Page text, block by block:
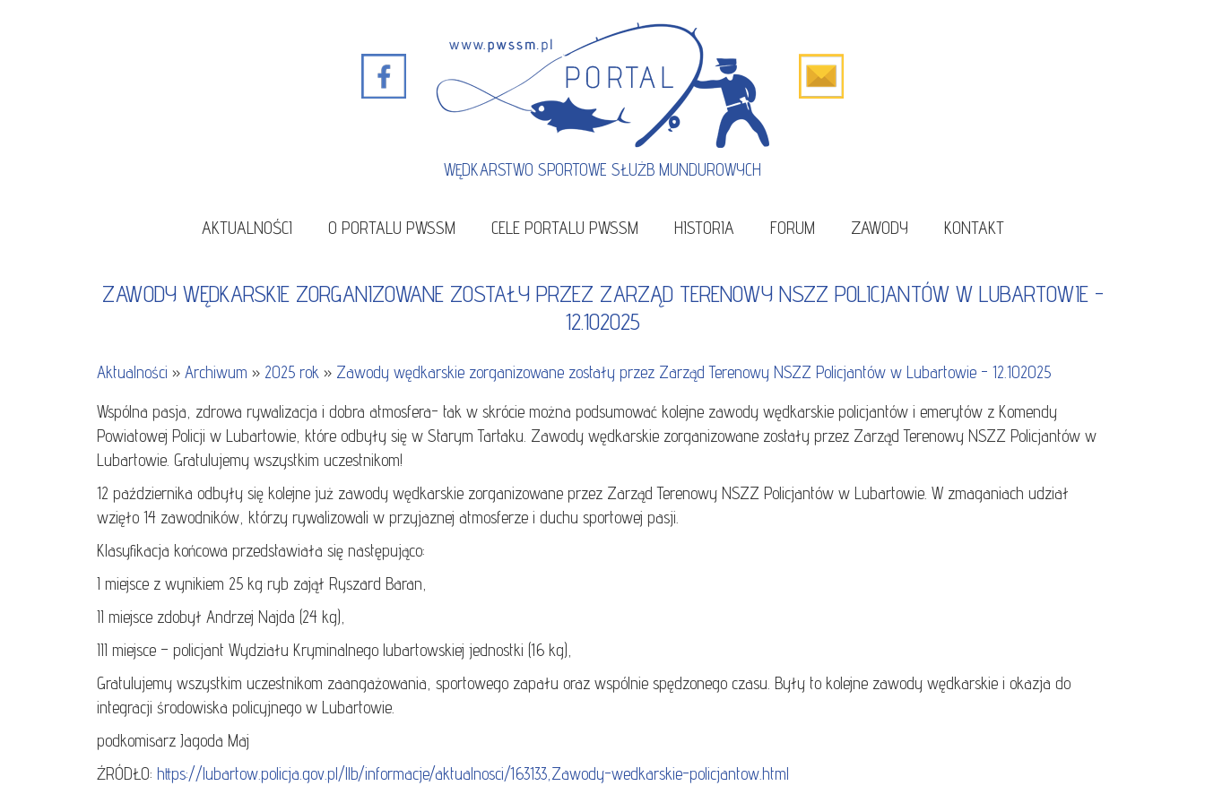
WĘDKARSTWO SPORTOWE SŁUŻB MUNDUROWYCH
AKTUALNOŚCI O PORTALU PWSSM CELE PORTALU PWSSM HISTORIA FORUM ZAWODY KONTAKT
ZAWODY WĘDKARSKIE ZORGANIZOWANE ZOSTAŁY PRZEZ ZARZĄD TERENOWY NSZZ POLICJANTÓW W LUBARTOWIE -
12.102025
Aktualności » Archiwum » 2025 rok » Zawody wędkarskie zorganizowane zostały przez Zarząd Terenowy NSZZ Policjantów w Lubartowie - 12.102025
Wspólna pasja, zdrowa rywalizacja i dobra atmosfera- tak w skrócie można podsumować kolejne zawody wędkarskie policjantów i emerytów z Komendy
Powiatowej Policji w Lubartowie, które odbyły się w Starym Tartaku. Zawody wędkarskie zorganizowane zostały przez Zarząd Terenowy NSZZ Policjantów w
Lubartowie. Gratulujemy wszystkim uczestnikom!
12 października odbyły się kolejne już zawody wędkarskie zorganizowane przez Zarząd Terenowy NSZZ Policjantów w Lubartowie. W zmaganiach udział
wzięło 14 zawodników, którzy rywalizowali w przyjaznej atmosferze i duchu sportowej pasji.
Klasyfikacja końcowa przedstawiała się następująco:
I miejsce z wynikiem 25 kg ryb zajął Ryszard Baran,
II miejsce zdobył Andrzej Najda (24 kg),
III miejsce – policjant Wydziału Kryminalnego lubartowskiej jednostki (16 kg),
Gratulujemy wszystkim uczestnikom zaangażowania, sportowego zapału oraz wspólnie spędzonego czasu. Były to kolejne zawody wędkarskie i okazja do
integracji środowiska policyjnego w Lubartowie.
podkomisarz Jagoda Maj
ŹRÓDŁO: https://lubartow.policja.gov.pl/llb/informacje/aktualnosci/163133,Zawody-wedkarskie-policjantow.html